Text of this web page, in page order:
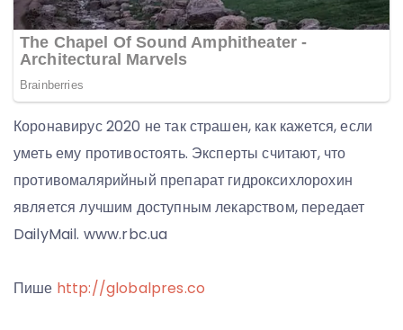
Коронавирус 2020 не так страшен, как кажется, если
уметь ему противостоять. Эксперты считают, что
противомалярийный препарат гидроксихлорохин
является лучшим доступным лекарством, передает
DailyMail. www.rbc.ua
Пише http://globalpres.co